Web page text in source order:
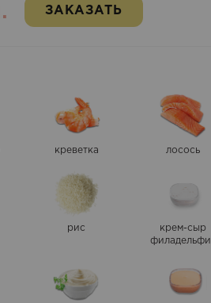
ЗАКАЗАТЬ
креветка лосось
рис
крем-сыр